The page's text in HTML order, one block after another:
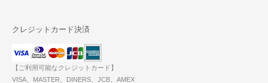
クレジットカード決済
【ご利用可能なクレジットカード】
VISA、MASTER、DINERS、JCB、AMEX